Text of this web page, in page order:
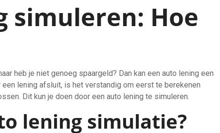
simuleren: Hoe
heb je niet genoeg spaargeld? Dan kan een auto lening een
lening afsluit, is het verstandig om eerst te berekenen
Dit kun je doen door een auto lening te simuleren.
lening simulatie?